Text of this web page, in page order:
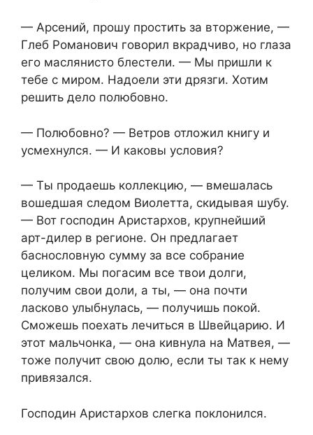
— Арсений, прошу простить за вторжение, —
Глеб Романович говорил вкрадчиво, но глаза
его маслянисто блестели. — Мы пришли к
тебе с миром. Надоели эти дрязги. Хотим
решить дело полюбовно.
— Полюбовно? — Ветров отложил книгу и
усмехнулся. — И каковы условия?
— Ты продаешь коллекцию, — вмешалась
вошедшая следом Виолетта, скидывая шубу.
— Вот господин Аристархов, крупнейший
арт-дилер в регионе. Он предлагает
баснословную сумму за все собрание
целиком. Мы погасим все твои долги,
получим свои доли, а ты, — она почти
ласково улыбнулась, — получишь покой.
Сможешь поехать лечиться в Швейцарию. И
этот мальчонка, — она кивнула на Матвея, —
тоже получит свою долю, если ты так к нему
привязался.
Господин Аристархов слегка поклонился.